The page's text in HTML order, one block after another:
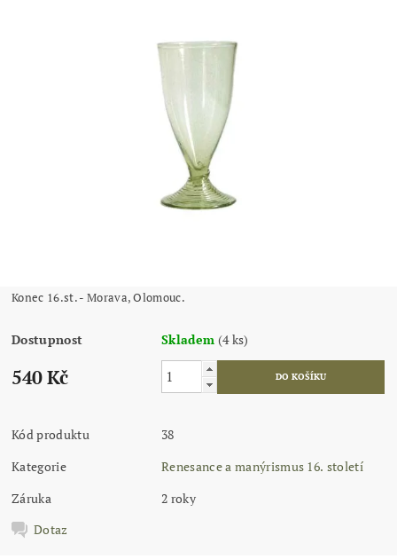
Konec 16.st. - Morava, Olomouc.
Dostupnost Skladem (4 ks)
540 Kč
Kód produktu
38
Kategorie
Renesance a manýrismus 16. století
Záruka
2 roky
Dotaz